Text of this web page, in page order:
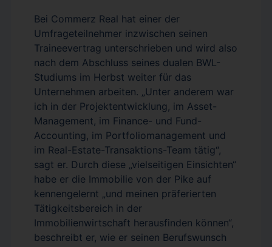
Bei Commerz Real hat einer der
Umfrageteilnehmer inzwischen seinen
Traineevertrag unterschrieben und wird also
nach dem Abschluss seines dualen BWL-
Studiums im Herbst weiter für das
Unternehmen arbeiten. „Unter anderem war
ich in der Projektentwicklung, im Asset-
Management, im Finance- und Fund-
Accounting, im Portfoliomanagement und
im Real-Estate-Transaktions-Team tätig“,
sagt er. Durch diese „vielseitigen Einsichten“
habe er die Immobilie von der Pike auf
kennengelernt „und meinen präferierten
Tätigkeitsbereich in der
Immobilienwirtschaft herausfinden können“,
beschreibt er, wie er seinen Berufswunsch